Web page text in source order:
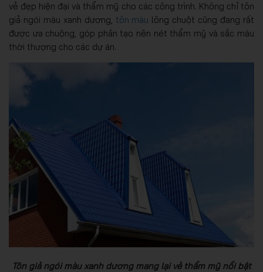
vẻ đẹp hiện đại và thẩm mỹ cho các công trình. Không chỉ tôn
giả ngói màu xanh dương, tôn màu lông chuột cũng đang rất
được ưa chuộng, góp phần tạo nên nét thẩm mỹ và sắc màu
thời thượng cho các dự án.
Tôn giả ngói màu xanh dương mang lại vẻ thẩm mỹ nổi bật